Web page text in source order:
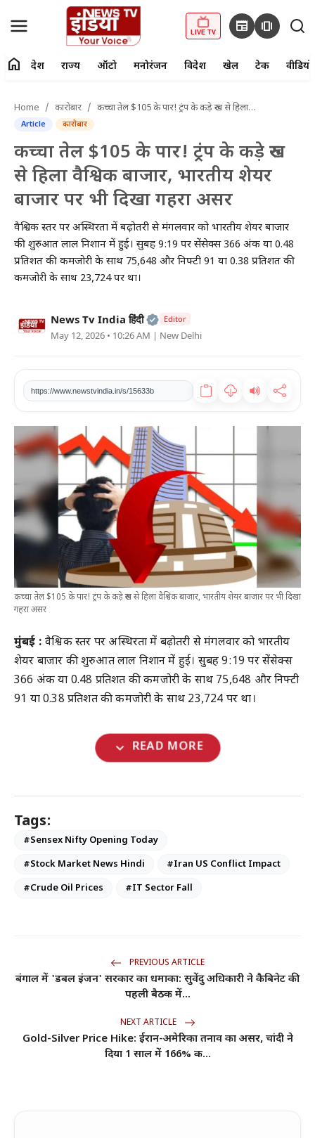
LIVE TV newspaper amp_stories
Home
देश
राज्य
ऑटो
मनोरंजन
खेल
वीडियो
लाइफस्टाइल
home देश राज्य ऑटो मनोरंजन विदेश खेल टेक वीडियो
Home कारोबार कच्चा तेल $105 के पार! ट्रंप के कड़े रुख से हिला वैश्विक बाजार, भारतीय शेयर बाजार पर भी दिखा गहरा असर
Article कारोबार
कच्चा तेल $105 के पार! ट्रंप के कड़े रुख
से हिला वैश्विक बाजार, भारतीय शेयर
बाजार पर भी दिखा गहरा असर
वैश्विक स्तर पर अस्थिरता में बढ़ोतरी से मंगलवार को भारतीय शेयर बाजार
की शुरुआत लाल निशान में हुई। सुबह 9:19 पर सेंसेक्स 366 अंक या 0.48
प्रतिशत की कमजोरी के साथ 75,648 और निफ्टी 91 या 0.38 प्रतिशत की
कमजोरी के साथ 23,724 पर था।
News Tv India हिंदी Official | Verified Expert • 27
Editor
May 12, 2026 • 10:26 AM | New Delhi
https://www.newstvindia.in/s/15633b
कच्चा तेल $105 के पार! ट्रंप के कड़े रुख से हिला वैश्विक बाजार, भारतीय शेयर बाजार पर भी दिखा
गहरा असर
मुंबई :वैश्विक स्तर पर अस्थिरता में बढ़ोतरी से मंगलवार को भारतीय
शेयर बाजार की शुरुआत लाल निशान में हुई। सुबह 9:19 पर सेंसेक्स
366 अंक या 0.48 प्रतिशत की कमजोरी के साथ 75,648 और निफ्टी
91 या 0.38 प्रतिशत की कमजोरी के साथ 23,724 पर था।
expand_more READ MORE
Tags:
#Sensex Nifty Opening Today
#Stock Market News Hindi
#Iran US Conflict Impact
#Crude Oil Prices
#IT Sector Fall
PREVIOUS ARTICLE
बंगाल में 'डबल इंजन' सरकार का धमाका: सुवेंदु अधिकारी ने कैबिनेट की
पहली बैठक में...
NEXT ARTICLE
Gold-Silver Price Hike: ईरान-अमेरिका तनाव का असर, चांदी ने
दिया 1 साल में 166% क...